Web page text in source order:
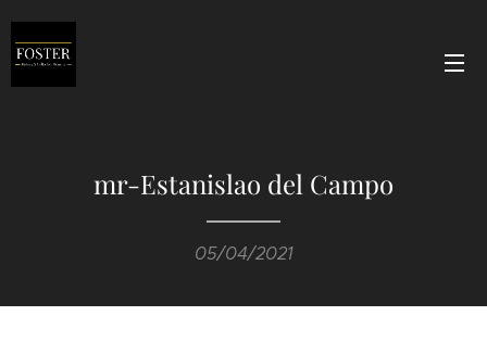
mr-Estanislao del Campo
05/04/2021